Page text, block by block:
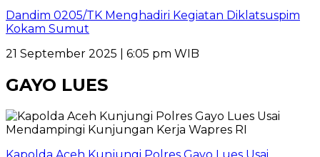
Dandim 0205/TK Menghadiri Kegiatan Diklatsuspim
Kokam Sumut
21 September 2025 | 6:05 pm WIB
GAYO LUES